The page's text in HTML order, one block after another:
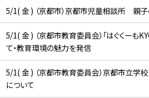
5/1( 金 ) （京都市）京都市児童相談所 親
5/1( 金 ) （京都市教育委員会）「はぐくーも
て・教育環境の魅力を発信
5/1( 金 ) （京都市教育委員会）京都市立学
について